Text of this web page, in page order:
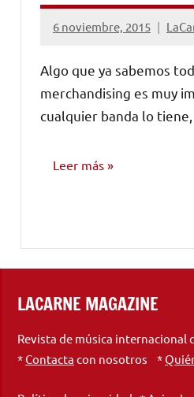
6 noviembre, 2015
2
Algo que ya sabemos
merchandising es muy
cualquier banda lo
Leer más
LACARNE MAGAZINE
Revista de música internacional
*Contacta con nosotros *